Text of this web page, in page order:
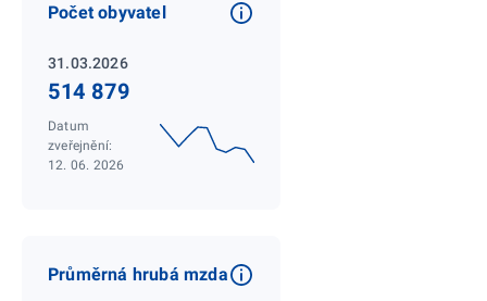
Počet obyvatel
31.03.2026
514 879
Datum
zveřejnění:
12. 06. 2026
Průměrná hrubá mzda